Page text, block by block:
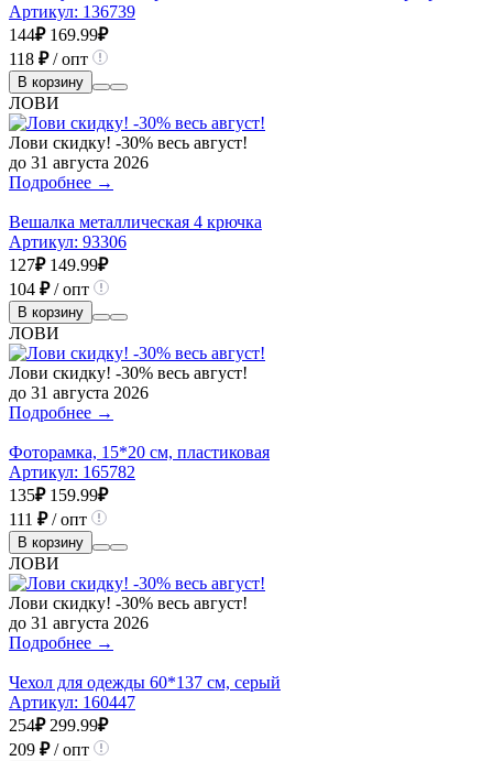
Артикул: 136739
144₽ 169.99₽
118 ₽/ опт
В корзину
ЛОВИ
Лови скидку! -30% весь август!
до 31 августа 2026
Подробнее →
Вешалка металлическая 4 крючка
Артикул: 93306
127₽ 149.99₽
104 ₽/ опт
В корзину
ЛОВИ
Лови скидку! -30% весь август!
до 31 августа 2026
Подробнее →
Фоторамка, 15*20 см, пластиковая
Артикул: 165782
135₽ 159.99₽
111 ₽/ опт
В корзину
ЛОВИ
Лови скидку! -30% весь август!
до 31 августа 2026
Подробнее →
Чехол для одежды 60*137 см, серый
Артикул: 160447
254₽ 299.99₽
209 ₽/ опт